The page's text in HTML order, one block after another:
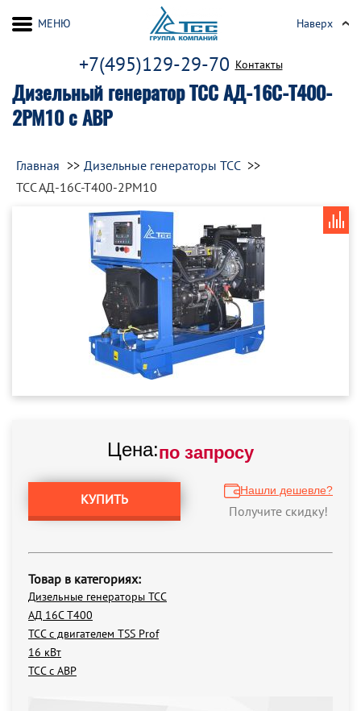
Дизельный генератор ТСС АД-16С-Т400-
2РМ10 с АВР
+7(495)129-29-70 Контакты
МЕНЮ Наверх
Главная
Дизельные генераторы ТСС
ТСС АД-16С-Т400-2РМ10
Цена:по запросу
КУПИТЬ
Нашли дешевле?
Получите скидку!
Товар в категориях:
Дизельные генераторы ТСС
АД 16С Т400
ТСС с двигателем TSS Prof
16 кВт
ТСС с АВР